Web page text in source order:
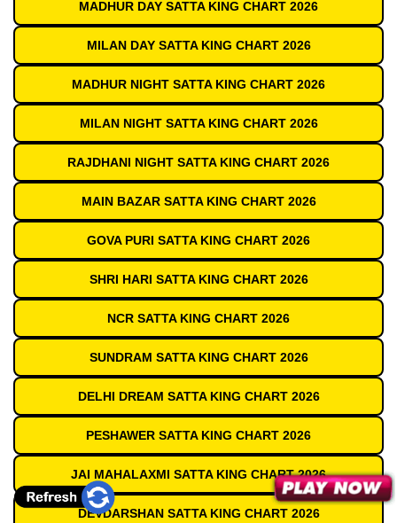
MADHUR DAY SATTA KING CHART 2026
MILAN DAY SATTA KING CHART 2026
MADHUR NIGHT SATTA KING CHART 2026
MILAN NIGHT SATTA KING CHART 2026
RAJDHANI NIGHT SATTA KING CHART 2026
MAIN BAZAR SATTA KING CHART 2026
GOVA PURI SATTA KING CHART 2026
SHRI HARI SATTA KING CHART 2026
NCR SATTA KING CHART 2026
SUNDRAM SATTA KING CHART 2026
DELHI DREAM SATTA KING CHART 2026
PESHAWER SATTA KING CHART 2026
JAI MAHALAXMI SATTA KING CHART 2026
DEVDARSHAN SATTA KING CHART 2026